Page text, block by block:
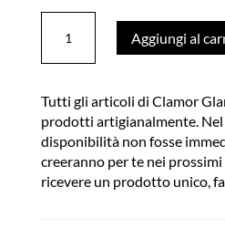
Bracciale
Piuma
e
Anello
Piuma
Made
in
Clamor
Aggiungi al
Tutti gli articoli di Clamor
prodotti artigianalmente. Nel
disponibilità non fosse
creeranno per te nei
ricevere un prodotto unico,